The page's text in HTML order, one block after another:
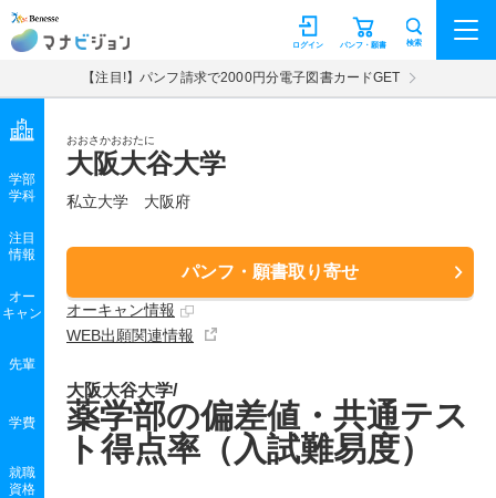
マナビジョン パンフ・願書
ログイン 検索
【注目!】パンフ請求で2000円分電子図書カードGET
おおさかおおたに
大阪大谷大学
私立大学 大阪府
パンフ・願書取り寄せ
オーキャン情報
WEB出願関連情報
学部
学科
注目
情報
オー
キャン
先輩
学費
就職
資格
大阪大谷大学/
薬学部の偏差値・共通テス
ト得点率（入試難易度）